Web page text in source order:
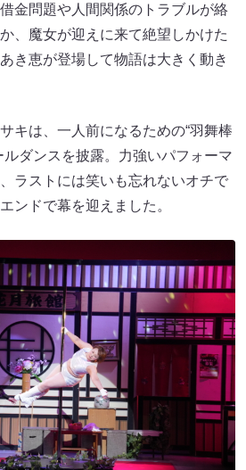
金問題や人間関係のトラブルが絡
、魔女が迎えに来て絶望しかけた
き恵が登場して物語は大きく動き
キは、一人前になるための“羽舞棒
ルダンスを披露。力強いパフォーマ
ラストには笑いも忘れないオチで
ンドで幕を迎えました。